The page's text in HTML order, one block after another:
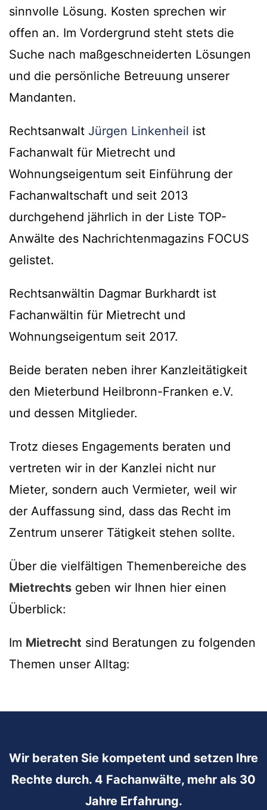
sinnvolle Lösung. Kosten sprechen wir
offen an. Im Vordergrund steht stets die
Suche nach maßgeschneiderten Lösungen
und die persönliche Betreuung unserer
Mandanten.
Rechtsanwalt Jürgen Linkenheil ist
Fachanwalt für Mietrecht und
Wohnungseigentum seit Einführung der
Fachanwaltschaft und seit 2013
durchgehend jährlich in der Liste TOP-
Anwälte des Nachrichtenmagazins FOCUS
gelistet.
Rechtsanwältin Dagmar Burkhardt ist
Fachanwältin für Mietrecht und
Wohnungseigentum seit 2017.
Beide beraten neben ihrer Kanzleitätigkeit
den Mieterbund Heilbronn-Franken e.V.
und dessen Mitglieder.
Trotz dieses Engagements beraten und
vertreten wir in der Kanzlei nicht nur
Mieter, sondern auch Vermieter, weil wir
der Auffassung sind, dass das Recht im
Zentrum unserer Tätigkeit stehen sollte.
Über die vielfältigen Themenbereiche des
Mietrechts geben wir Ihnen hier einen
Überblick:
Im Mietrecht sind Beratungen zu folgenden
Themen unser Alltag:
Wir beraten Sie kompetent und setzen Ihre
Rechte durch. 4 Fachanwälte, mehr als 30
Jahre Erfahrung.